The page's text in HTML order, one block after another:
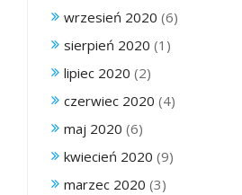
wrzesień 2020 (6)
sierpień 2020 (1)
lipiec 2020 (2)
czerwiec 2020 (4)
maj 2020 (6)
kwiecień 2020 (9)
marzec 2020 (3)